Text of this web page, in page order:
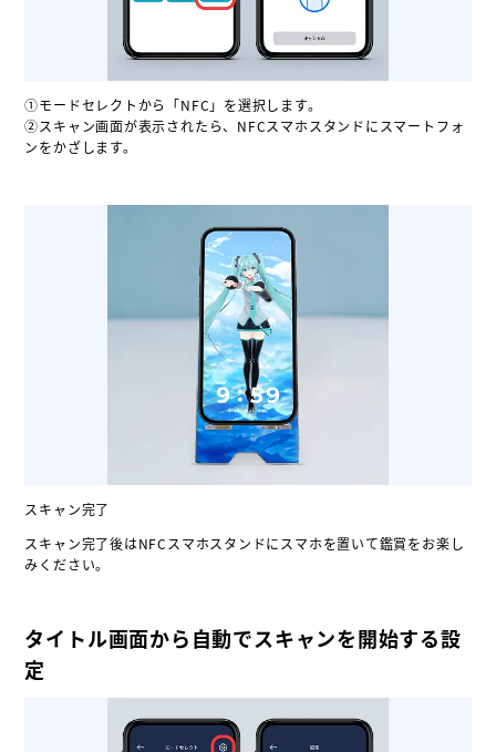
①モードセレクトから「NFC」を選択します。
②スキャン画面が表示されたら、NFCスマホスタンドにスマートフォ
ンをかざします。
スキャン完了
スキャン完了後はNFCスマホスタンドにスマホを置いて鑑賞をお楽し
みください。
タイトル画面から自動でスキャンを開始する設
定